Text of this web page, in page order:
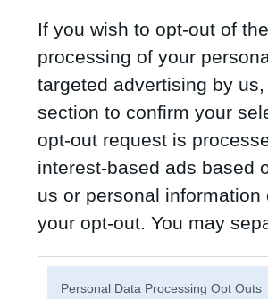
If you wish to opt-out of
processing of your
targeted advertising by
section to confirm your
opt-out request is
interest-based ads based
us or personal
your opt-out. You may
Personal Data Processing Opt Outs